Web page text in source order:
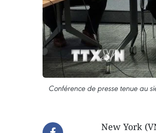
Conférence de presse tenue au
New York